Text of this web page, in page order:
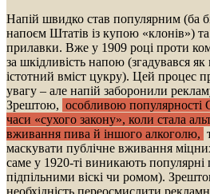
Напій швидко став популярним (ба
напоєм Штатів із купою «клонів»)
прилавки. Вже у 1909 році проти
за шкідливість напою (згадувався як
істотний вміст цукру). Цей процес
увагу – але напій заборонили
Зрештою, особливою популярності
часи «сухого закону», коли стала
вживання пива й іншого алкоголю,
маскувати публічне вживання
саме у 1920-ті виникають популярні
підпільними віскі чи ромом).
необхідність переосмислити